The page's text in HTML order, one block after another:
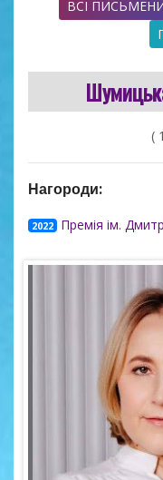
ВСІ
(
Нагороди:
2022 Премія ім.